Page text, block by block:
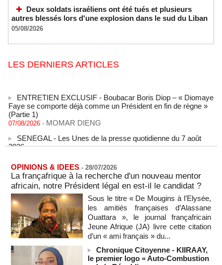
Deux soldats israéliens ont été tués et plusieurs
autres blessés lors d'une explosion dans le sud du Liban
05/08/2026
LES DERNIERS ARTICLES
Faye se comporte déjà comme un Président en fin de règne »
(Partie 1)
07/08/2026
2026
L'Iran annonce le démantèlement d'un réseau du Mossad
dans la province de Kerman
06/08/2026
Cédéao : le PAPS veut renforcer son efficacité opérationnelle
06/08/2026 -
L'armée nigériane obtient une hausse salariale historique
06/08/2026 -
Au Nigeria, plus de 300 victimes d’enlèvements ont été
libérées
06/08/2026 -
OPINIONS & IDEES - 28/07/2026
La françafrique à la recherche d'un nouveau mentor
africain, notre Président légal en est-il le candidat ?
Sous le titre « De Mougins à l’Elysée,
les amitiés françaises d’Alassane
Ouattara », le journal françafricain
Jeune Afrique (JA) livre cette citation
d’un « ami français » du...
Chronique Citoyenne - KIIRAAY,
le premier logo « Auto-Combustion